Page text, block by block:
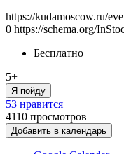
https://kudamoscow.ru/
0 https://schema.org/
Бесплатно
5+
Я пойду
53 нравится
4110 просмотров
Добавить в календарь